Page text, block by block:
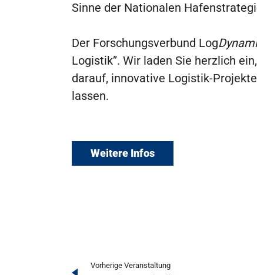
Sinne der Nationalen
Der Forschungsverbund Log
Logistik”. Wir laden Sie herzlich
darauf, innovative Logistik-
lassen.
Weitere Infos
Vorherige Veranstaltung